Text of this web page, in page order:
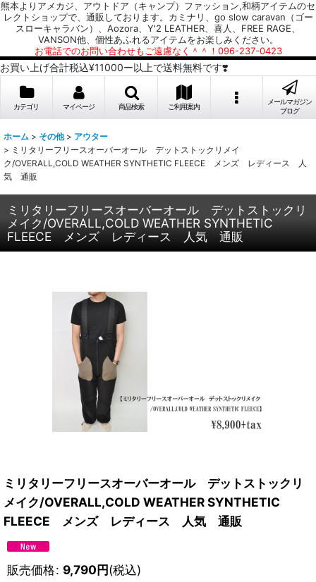
熊本よりアメカジ、アウトドア（キャンプ）ファッション,和柄アイテムのセ
レクトショップで、通販しております。カミナリ、go slow caravan（ゴー
スローキャラバン）、Aozora、Y'2 LEATHER、喜人、FREE RAGE、
VANSON他、個性あふれるアイテムをお楽しみください。
お電話でのお問い合わせもご遠慮なく＾＾！096-237-0423
お買い上げ合計税込¥11000ー以上で送料無料です❣️
カテゴリ マイページ 商品検索 ご利用案内
メールマガジン
ブログ
ホーム > その他 > アウター
> ミリタリーフリースオーバーオール デットストックリメイ
ク/OVERALL,COLD WEATHER SYNTHETIC FLEECE メンズ レディース 人
気 通販
ミリタリーフリースオーバーオール デットストックリ
メイク/OVERALL,COLD WEATHER SYNTHETIC
FLEECE メンズ レディース 人気 通販
ミリタリーフリースオーバーオール デットストックリ
メイク/OVERALL,COLD WEATHER SYNTHETIC
FLEECE メンズ レディース 人気 通販
販売価格: 9,790円(税込)